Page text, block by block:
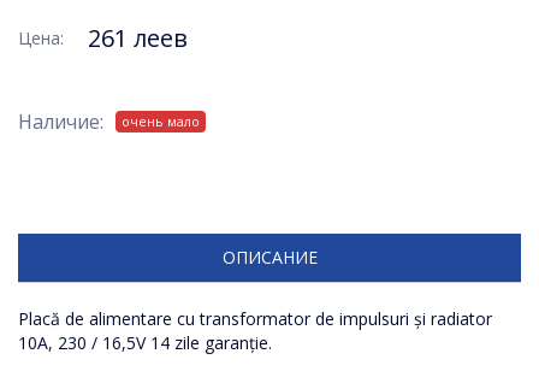
Цена: 261 леев
Наличие: очень мало
ОПИСАНИЕ
Placă de alimentare cu transformator de impulsuri și radiator
10A, 230 / 16,5V 14 zile garanție.